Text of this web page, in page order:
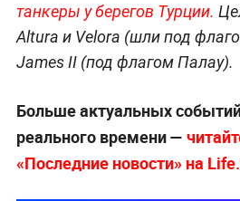
танкеры у берегов Турции.
Altura и Velora (шли под
James II (под флагом Палау).
Больше актуальных
реального времени —
«Последние новости» на